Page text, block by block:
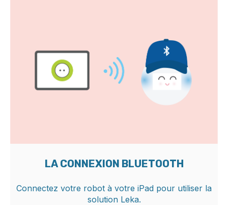
LA CONNEXION BLUETOOTH
Connectez votre robot à votre iPad pour utiliser la
solution Leka.